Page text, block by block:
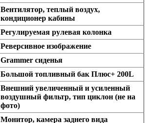
Вентилятор, теплый воздух,
кондиционер кабины
Регулируемая рулевая колонка
Реверсивное изображение
Grammer сиденья
Большой топливный бак Плюс+ 200L
Внешний увеличенный и усиленный
воздушный фильтр, тип циклон (не на
фото)
Монитор, камера заднего вида